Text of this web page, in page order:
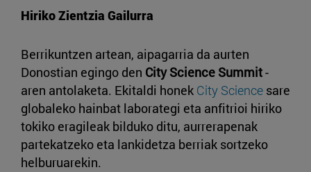
Hiriko Zientzia Gailurra
Berrikuntzen artean, aipagarria da aurten
Donostian egingo den City Science Summit-
aren antolaketa. Ekitaldi honek City Science sare
globaleko hainbat laborategi eta anfitrioi hiriko
tokiko eragileak bilduko ditu, aurrerapenak
partekatzeko eta lankidetza berriak sortzeko
helburuarekin.